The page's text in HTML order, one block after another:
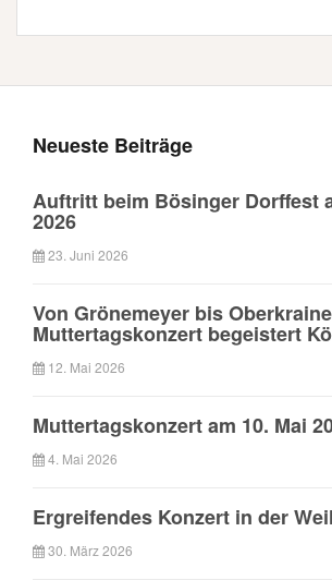
Neueste Beiträge
Auftritt beim Bösinger Dorffest
2026
23. Juni 2026
Von Grönemeyer bis
Muttertagskonzert begeistert
12. Mai 2026
Muttertagskonzert am 10. Mai
4. Mai 2026
Ergreifendes Konzert in der
30. März 2026